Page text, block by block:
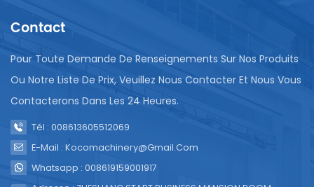
Contact
Pour Toute Demande De Renseignements Sur Nos Produits
Ou Notre Liste De Prix, Veuillez Nous Contacter Et Nous Vous
Contacterons Dans Les 24 Heures.
Tél : 008613605512069
E-Mail : Kocomachinery@gmail.com
Whatsapp : 008619159001917